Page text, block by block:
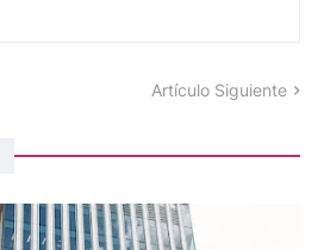
Artículo Siguiente